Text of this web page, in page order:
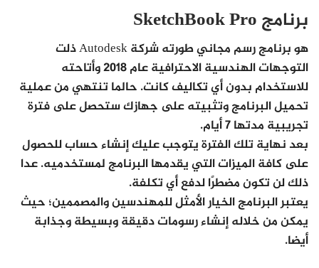
برنامج SketchBook Pro
هو برنامج رسم مجاني طورته شركة Autodesk ذلت
التوجهات الهندسية الاحترافية عام 2018 وأتاحته
للاستخدام بدون أي تكاليف كانت. حالما تنتهي من عملية
تحميل البرنامج وتثبيته على جهازك ستحصل على فترة
تجريبية مدتها 7 أيام.
بعد نهاية تلك الفترة يتوجب عليك إنشاء حساب للحصول
على كافة الميزات التي يقدمها البرنامج لمستخدميه. عدا
ذلك لن تكون مضطرًا لدفع أي تكلفة.
يعتبر البرنامج الخيار الأمثل للمهندسين والمصممين؛ حيث
يمكن من خلاله إنشاء رسومات دقيقة وبسيطة وجذابة
أيضا.